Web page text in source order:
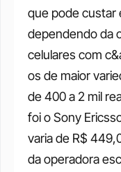
que pode custar
dependendo da
celulares com
os de maior
de 400 a 2 mil
foi o Sony
varia de R$
da operadora